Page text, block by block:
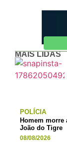
MAIS LIDAS
POLÍCIA
Homem morre
João do Tigre
08/08/2026